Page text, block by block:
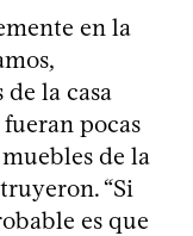
en la
la casa
pocas
de la
“Si
es que